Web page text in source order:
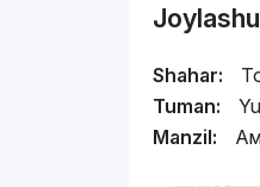
Shahar:
Tuman:
Manzil: